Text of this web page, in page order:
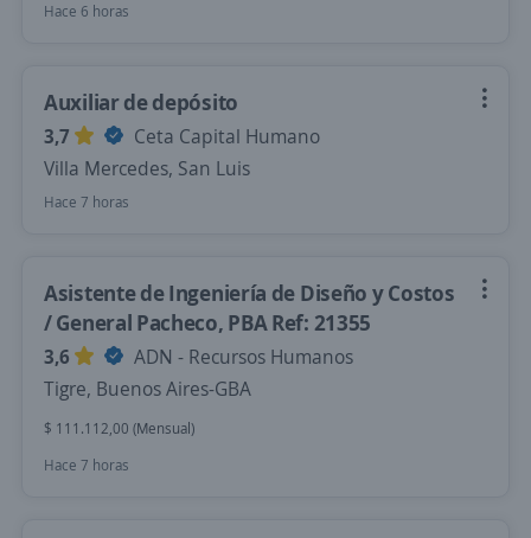
Hace 6 horas
Auxiliar de depósito
3,7
Ceta Capital Humano
Villa Mercedes, San Luis
Hace 7 horas
Asistente de Ingeniería de Diseño y Costos
/ General Pacheco, PBA Ref: 21355
3,6
ADN - Recursos Humanos
Tigre, Buenos Aires-GBA
$ 111.112,00 (Mensual)
Hace 7 horas